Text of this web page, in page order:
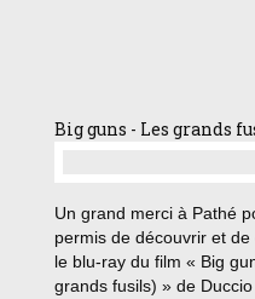
Big guns - Les grands
Un grand merci à Pathé
permis de découvrir et
le blu-ray du film « Big
grands fusils) » de